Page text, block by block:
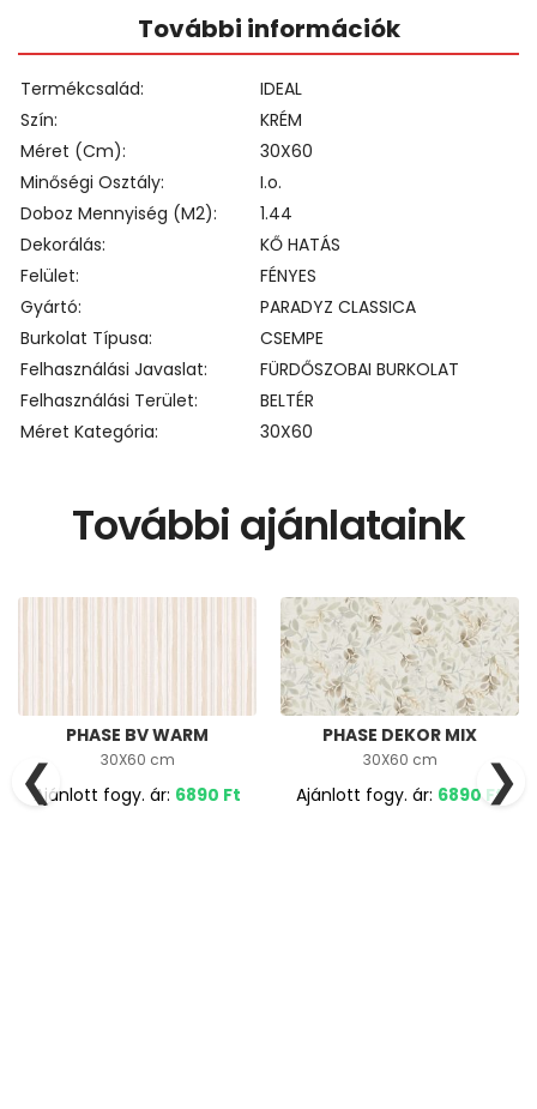
További információk
Termékcsalád
IDEAL
Szín
KRÉM
Méret (cm)
30X60
Minőségi Osztály
I.o.
Doboz Mennyiség (m2)
1.44
Dekorálás
KŐ HATÁS
Felület
FÉNYES
Gyártó
PARADYZ CLASSICA
Burkolat Típusa
CSEMPE
Felhasználási Javaslat
FÜRDŐSZOBAI BURKOLAT
Felhasználási Terület
BELTÉR
Méret Kategória
30X60
További ajánlataink
PHASE BV WARM
30X60 cm
Ajánlott fogy. ár: 6890 Ft
PHASE DEKOR MIX
30X60 cm
Ajánlott fogy. ár: 6890 Ft
❮ ❯